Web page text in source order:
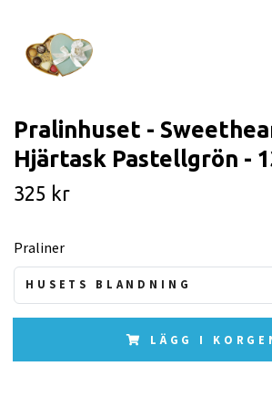
Pralinhuset -
Hjärtask Pastellgrön -
325 kr
Praliner
HUSETS BLANDNING
LÄGG I